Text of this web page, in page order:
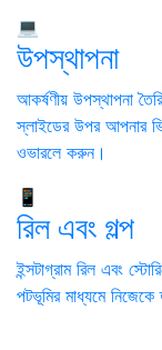
💻
উপস্থাপনা
আকর্ষণীয় উপস্থাপনা
স্লাইডের উপর আপনার
ওভারলে করুন।
📱
রিল এবং গল্প
ইন্সটাগ্রাম রিল এবং
পটভূমির মাধ্যমে